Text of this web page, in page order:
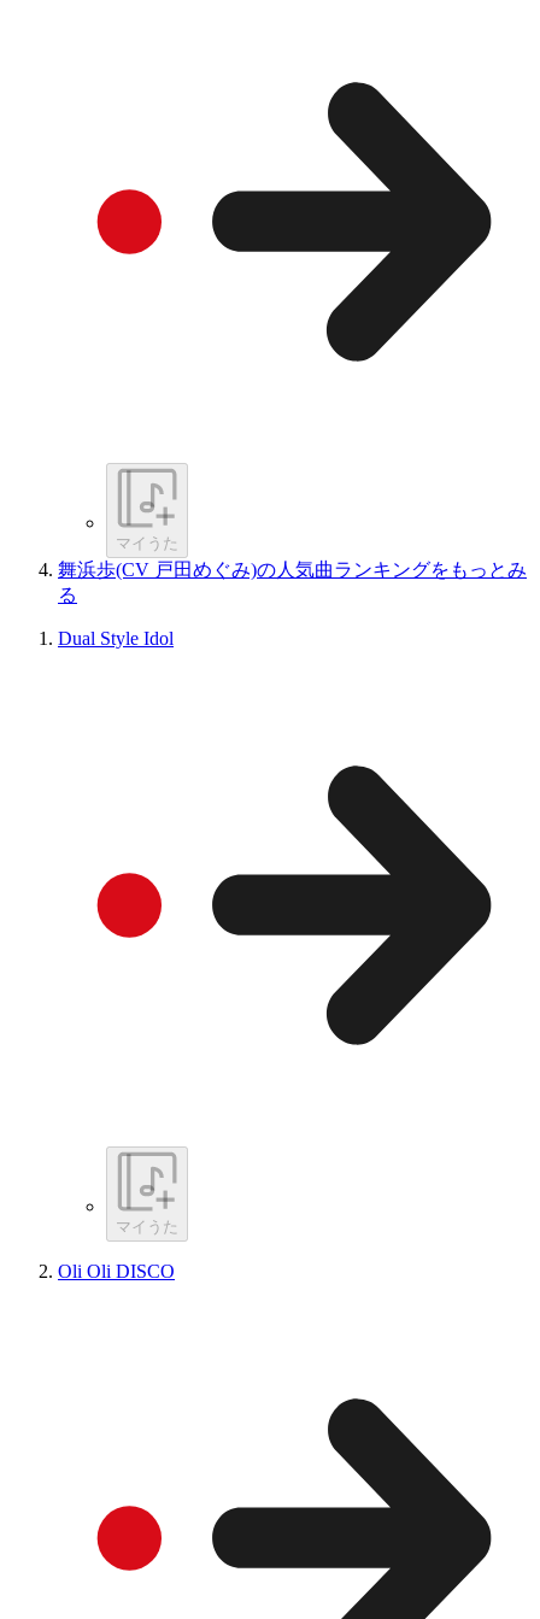
マイうた
舞浜歩(CV 戸田めぐみ)の人気曲ランキングをもっとみ
る
Dual Style Idol
マイうた
Oli Oli DISCO